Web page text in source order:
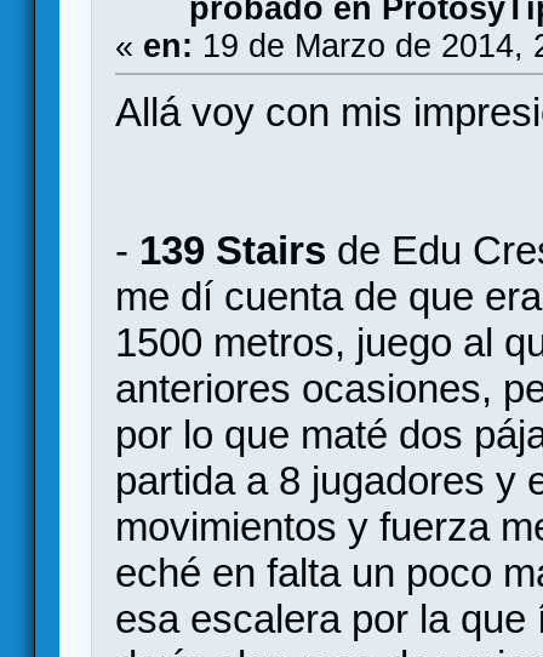
probado en
« en: 19 de Marzo de 2014,
Allá voy con mis
- 139 Stairs de Edu
me dí cuenta de que
1500 metros, juego al
anteriores ocasiones,
por lo que maté dos
partida a 8 jugadores y
movimientos y fuerza
eché en falta un poco
esa escalera por la